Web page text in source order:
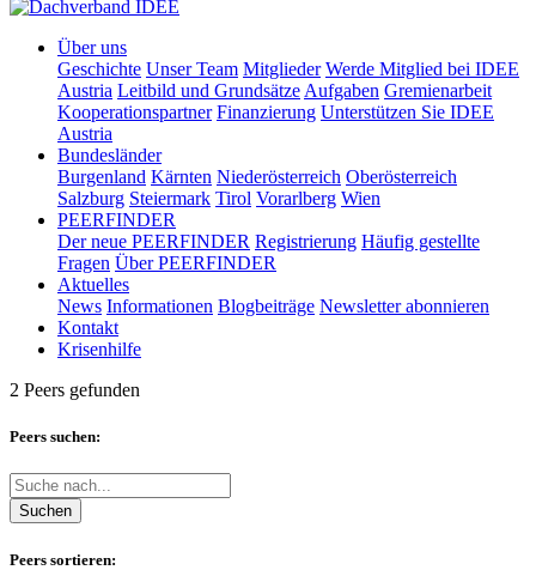
Über uns
Geschichte Unser Team Mitglieder Werde Mitglied bei IDEE
Austria Leitbild und Grundsätze Aufgaben Gremienarbeit
Kooperationspartner Finanzierung Unterstützen Sie IDEE
Austria
Bundesländer
Burgenland Kärnten Niederösterreich Oberösterreich
Salzburg Steiermark Tirol Vorarlberg Wien
PEERFINDER
Der neue PEERFINDER Registrierung Häufig gestellte
Fragen Über PEERFINDER
Aktuelles
News Informationen Blogbeiträge Newsletter abonnieren
Kontakt
Krisenhilfe
2 Peers gefunden
Peers suchen:
Suchen
Peers sortieren: